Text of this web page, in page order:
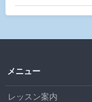
メニュー
レッスン案内